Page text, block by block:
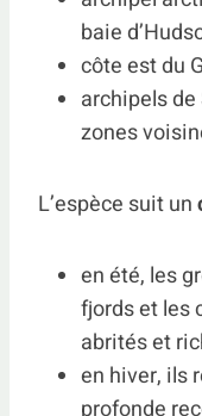
baie
côte est du
archipels
zones
L’espèce suit un
en été, les
fjords et les
abrités et
en hiver, ils
profonde